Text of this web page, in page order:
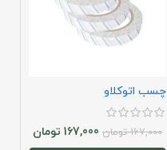
چسب اتوکلاو
167,000 تومان 167,000 تومان